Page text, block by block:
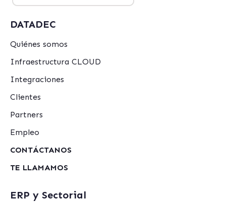
DATADEC
Quiénes somos
Infraestructura CLOUD
Integraciones
Clientes
Partners
Empleo
CONTÁCTANOS
TE LLAMAMOS
ERP y Sectorial